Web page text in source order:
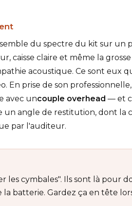
du spectre du kit sur un
caisse claire et même la
acoustique. Ce sont eux
En prise de son
avec uncouple overhead — et
un angle de restitution, dont la
par l'auditeur.
les cymbales". Ils sont là pour
batterie. Gardez ça en tête